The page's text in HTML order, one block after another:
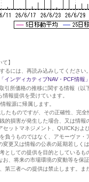
】
るには、再読み込みしてください。
「インディカティブNAV・PCF情
引所価格の推移に関する情報（
報提供を受けています。
報源に帰属します。
たものですが、その正確性、完全
的損害が発生した場合、又は情
ットマネジメント、QUICKおよ
負うものではなく、アモーヴァ
更又は情報の公表の延期若しく
としての提供を目的としている
、将来の市場環境の変動等を保
第三者への提供は禁止します。